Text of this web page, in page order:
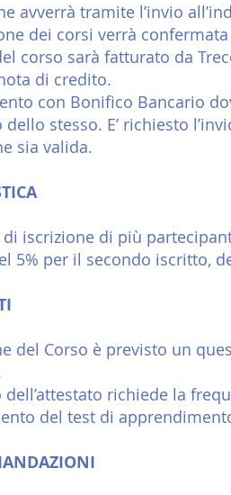
avverrà tramite l’invio
dei corsi verrà
corso sarà fatturato da
di credito.
con Bonifico Bancario
dello stesso. E’ richiesto
sia valida.
di iscrizione di più
5% per il secondo iscritto,
del Corso è previsto un
dell’attestato richiede la
del test di